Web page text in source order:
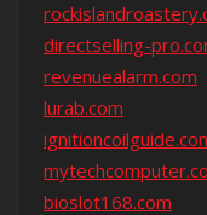
directselling-
revenuealarm.com
lurab.com
bioslot168.com